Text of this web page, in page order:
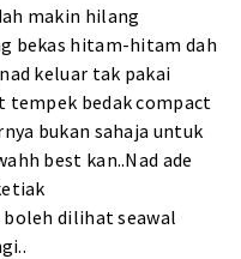
makin hilang
bekas hitam-hitam dah
keluar tak pakai
tempek bedak compact
bukan sahaja untuk
best kan..Nad ade
boleh dilihat seawal